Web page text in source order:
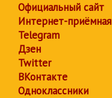
Официальный сайт
Интернет-приёмная
Telegram
Дзен
Twitter
ВКонтакте
Одноклассники